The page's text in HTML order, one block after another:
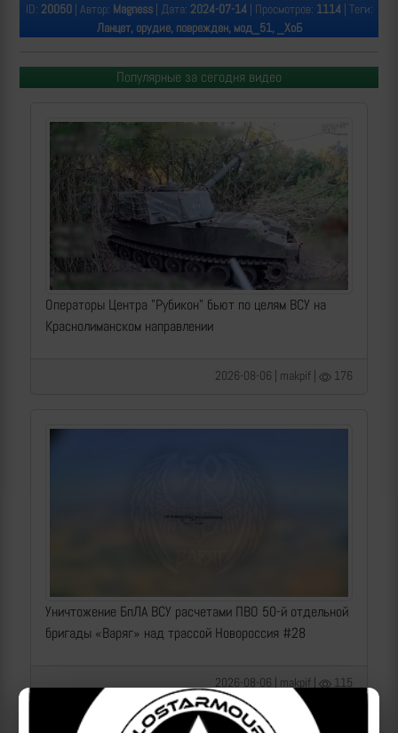
ID: 20050| Автор: Magness| Дата: 2024-07-14| Просмотров: 1114| Теги:
Ланцет, орудие, поврежден, мод_51, _ХоБ
Популярные за сегодня видео
Операторы Центра "Рубикон" бьют по целям ВСУ на
Краснолиманском направлении
2026-08-06 | makpif | 176
Уничтожение БпЛА ВСУ расчетами ПВО 50-й отдельной
бригады «Варяг» над трассой Новороссия #28
2026-08-06 | makpif | 115